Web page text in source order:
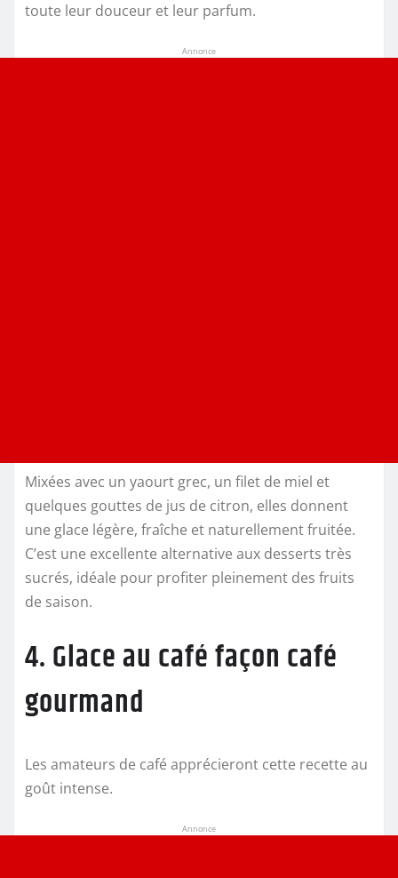
toute leur douceur et leur parfum.
Annonce
Mixées avec un yaourt grec, un filet de miel et
quelques gouttes de jus de citron, elles donnent
une glace légère, fraîche et naturellement fruitée.
C’est une excellente alternative aux desserts très
sucrés, idéale pour profiter pleinement des fruits
de saison.
4. Glace au café façon café
gourmand
Les amateurs de café apprécieront cette recette au
goût intense.
Annonce